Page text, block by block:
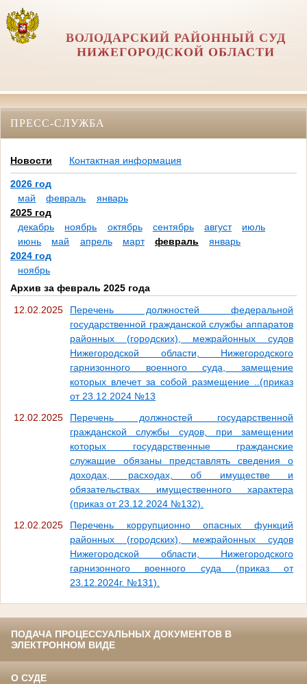
ВОЛОДАРСКИЙ РАЙОННЫЙ СУД
НИЖЕГОРОДСКОЙ ОБЛАСТИ
ПРЕСС-СЛУЖБА
Новости Контактная информация
2026 год
май
февраль
январь
2025 год
декабрь
ноябрь октябрь сентябрь август
июль
июнь
май апрель март февраль
январь
2024 год
ноябрь
Архив за февраль 2025 года
12.02.2025
Перечень должностей федеральной
государственной гражданской службы аппаратов
районных (городских), межрайонных судов
Нижегородской области, Нижегородского
гарнизонного военного суда, замещение
которых влечет за собой размещение ..(приказ
от 23.12.2024 №13
12.02.2025
Перечень должностей государственной
гражданской службы судов, при замещении
которых государственные гражданские
служащие обязаны представлять сведения о
доходах, расходах, об имуществе и
обязательствах имущественного характера
(приказ от 23.12.2024 №132).
12.02.2025
Перечень коррупционно опасных функций
районных (городских), межрайонных судов
Нижегородской области, Нижегородского
гарнизонного военного суда (приказ от
23.12.2024г. №131).
ПОДАЧА ПРОЦЕССУАЛЬНЫХ ДОКУМЕНТОВ В
ЭЛЕКТРОННОМ ВИДЕ
О СУДЕ